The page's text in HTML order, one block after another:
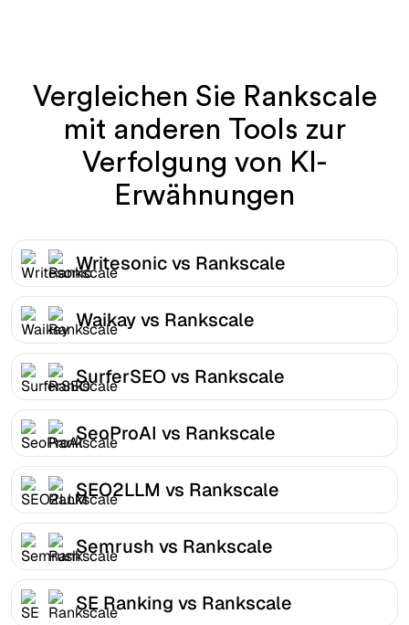
Vergleichen Sie Rankscale
mit anderen Tools zur
Verfolgung von KI-
Erwähnungen
Writesonic vs Rankscale
Waikay vs Rankscale
SurferSEO vs Rankscale
SeoProAI vs Rankscale
SEO2LLM vs Rankscale
Semrush vs Rankscale
SE Ranking vs Rankscale